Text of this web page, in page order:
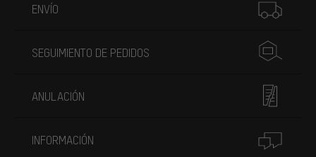
ENVÍO
SEGUIMIENTO DE PEDIDOS
ANULACIÓN
INFORMACIÓN